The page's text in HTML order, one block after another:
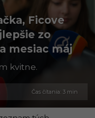
Ficove
zo
mesiac máj
kvitne.
Čas čítania: 3 min